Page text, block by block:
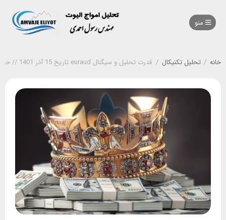
خانه / تحلیل تکنیکال / قدرت تحلیل و سیگنال euraud تاریخ 15 آذر 1401 // حتما این تحلیل را تا انتها دنبال کن رفیق